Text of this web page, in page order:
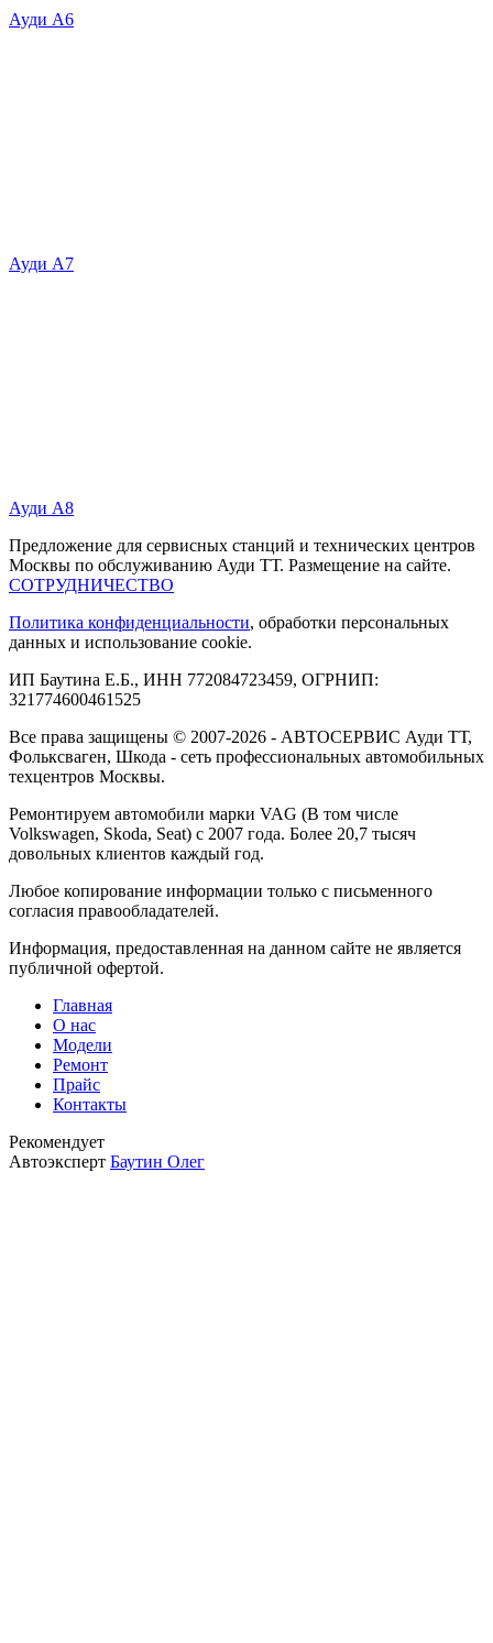
Ауди А6
Ауди А7
Ауди А8
Предложение для сервисных станций и технических центров
Москвы по обслуживанию Ауди ТТ. Размещение на сайте.
СОТРУДНИЧЕСТВО
Политика конфиденциальности, обработки персональных
данных и использование cookie.
ИП Баутина Е.Б., ИНН 772084723459, ОГРНИП:
321774600461525
Все права защищены © 2007-2026 - АВТОСЕРВИС Ауди ТТ,
Фольксваген, Шкода - сеть профессиональных автомобильных
техцентров Москвы.
Ремонтируем автомобили марки VAG (В том числе
Volkswagen, Skoda, Seat) с 2007 года. Более 20,7 тысяч
довольных клиентов каждый год.
Любое копирование информации только с письменного
согласия правообладателей.
Информация, предоставленная на данном сайте не является
публичной офертой.
Главная
О нас
Модели
Ремонт
Прайс
Контакты
Рекомендует
Автоэксперт Баутин Олег